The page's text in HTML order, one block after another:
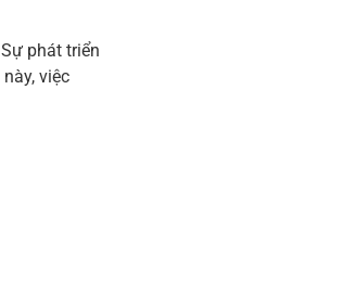
phát triển
việc